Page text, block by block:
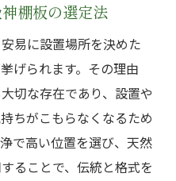
棚板の選定法
易に設置場所を決めた
げられます。その理由
切な存在であり、設置や
ちがこもらなくなるため
で高い位置を選び、天然
ることで、伝統と格式を